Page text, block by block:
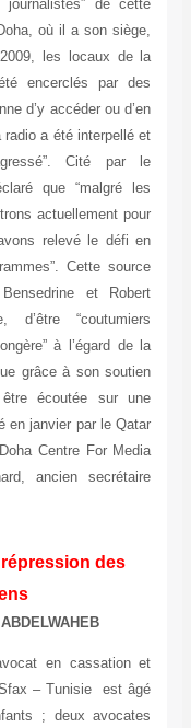
de cette
où il a son siège,
les locaux de la
encerclés par des
d’y accéder ou d’en
radio a été interpellé et
Cité par le
que “malgré les
actuellement pour
relevé le défi en
Cette source
et Robert
d’être “coutumiers
à l’égard de la
grâce à son soutien
écoutée sur une
en janvier par le Qatar
Centre For Media
ancien secrétaire
des
en cassation et
– Tunisie est âgé
; deux avocates